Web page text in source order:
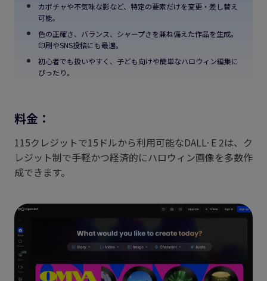
カボチャや不気味な影など、特定の要素だけを変更・差し替え
可能。
色の正確さ、バランス、シャープさを兼ね備えた作品を生成。
印刷やSNS投稿にも最適。
初心者でも扱いやすく、子ども向けや簡単なハロウィン編集に
ぴったり。
料金：
115クレジットで15ドルから利用可能なDALL·E 2は、ク
レジット制で手軽かつ経済的にハロウィン画像を多数作
成できます。